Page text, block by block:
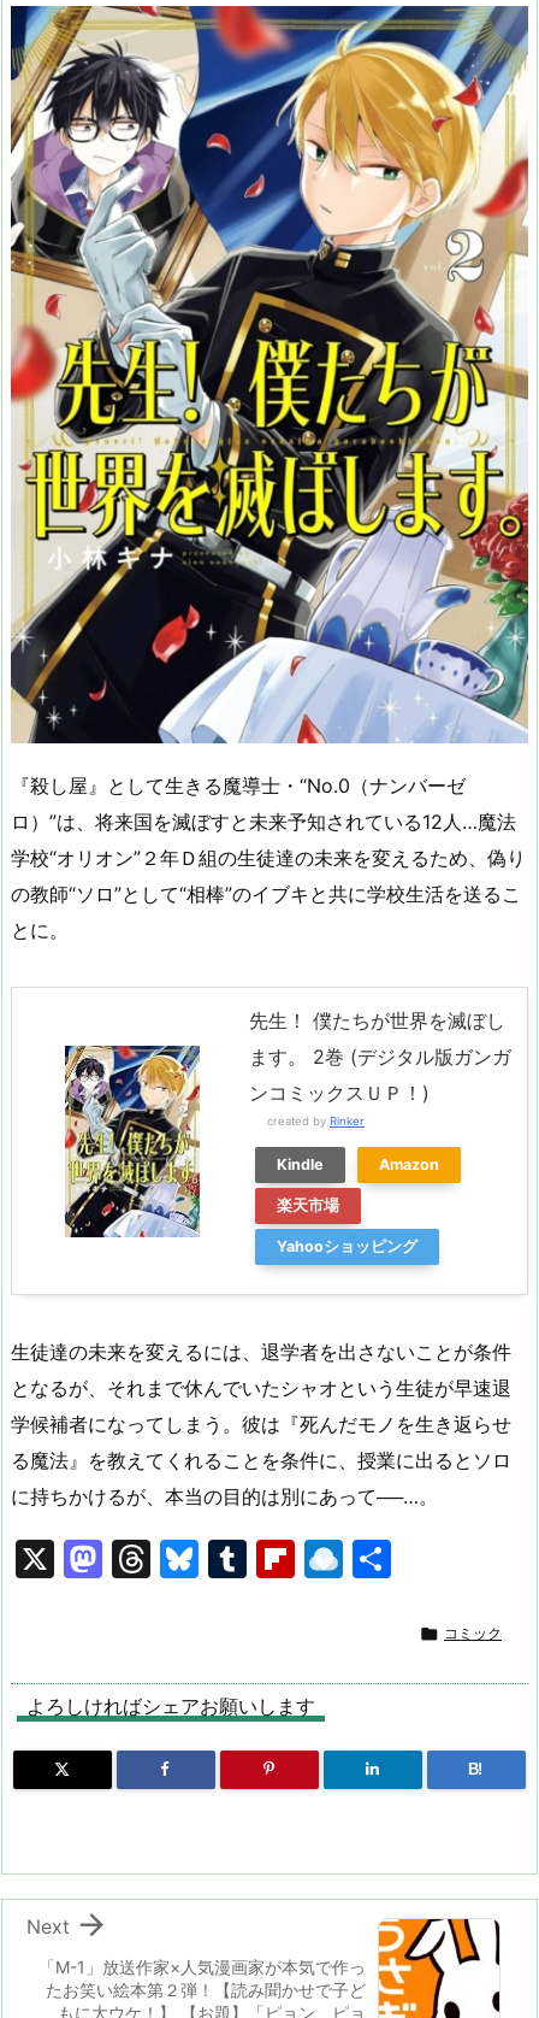
st
o
d
o
n
e
a
d
s
e
s
k
y
m
bl
r
b
o
ar
d
n
dr
o
p.
io
『殺し屋』として生きる魔導士・“No.0（ナンバーゼ
ロ）”は、将来国を滅ぼすと未来予知されている12人…魔法
学校“オリオン”２年Ｄ組の生徒達の未来を変えるため、偽り
の教師“ソロ”として“相棒”のイブキと共に学校生活を送るこ
とに。
先生！ 僕たちが世界を滅ぼし
ます。 2巻 (デジタル版ガンガ
ンコミックスＵＰ！)
created by Rinker
Kindle Amazon
楽天市場
Yahooショッピング
生徒達の未来を変えるには、退学者を出さないことが条件
となるが、それまで休んでいたシャオという生徒が早速退
学候補者になってしまう。彼は『死んだモノを生き返らせ
る魔法』を教えてくれることを条件に、授業に出るとソロ
に持ちかけるが、本当の目的は別にあって──…。
X
M
o
d
o
n
T
a
d
s
Bl
s
k
y
T
bl
r
Fl
o
ar
d
R
dr
p.
io
 コミック
よろしければシェアお願いします
B!
「M-1」放送作家×人気漫画家が本気で作っ
たお笑い絵本第２弾！【読み聞かせで子ど
もに大ウケ！】 【お題】「ピョン ピョ

Next